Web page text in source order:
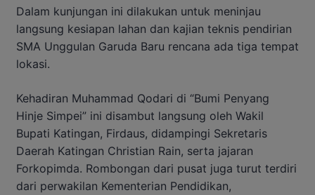
Dalam kunjungan ini dilakukan untuk meninjau
langsung kesiapan lahan dan kajian teknis pendirian
SMA Unggulan Garuda Baru rencana ada tiga tempat
lokasi.
Kehadiran Muhammad Qodari di “Bumi Penyang
Hinje Simpei” ini disambut langsung oleh Wakil
Bupati Katingan, Firdaus, didampingi Sekretaris
Daerah Katingan Christian Rain, serta jajaran
Forkopimda. Rombongan dari pusat juga turut terdiri
dari perwakilan Kementerian Pendidikan,